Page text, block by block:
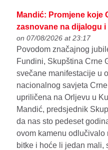
Mandić: Promjene koje
zasnovane na dijalogu
on 07/08/2026 at 23:17
Povodom značajnog
Fundini, Skupština Crne
svečane manifestacije u
nacionalnog savjeta
upriličena na Orljevu u
Mandić, predsjednik
da nas sto pedeset
ovom kamenu
bitke i hoće li jedan mali,